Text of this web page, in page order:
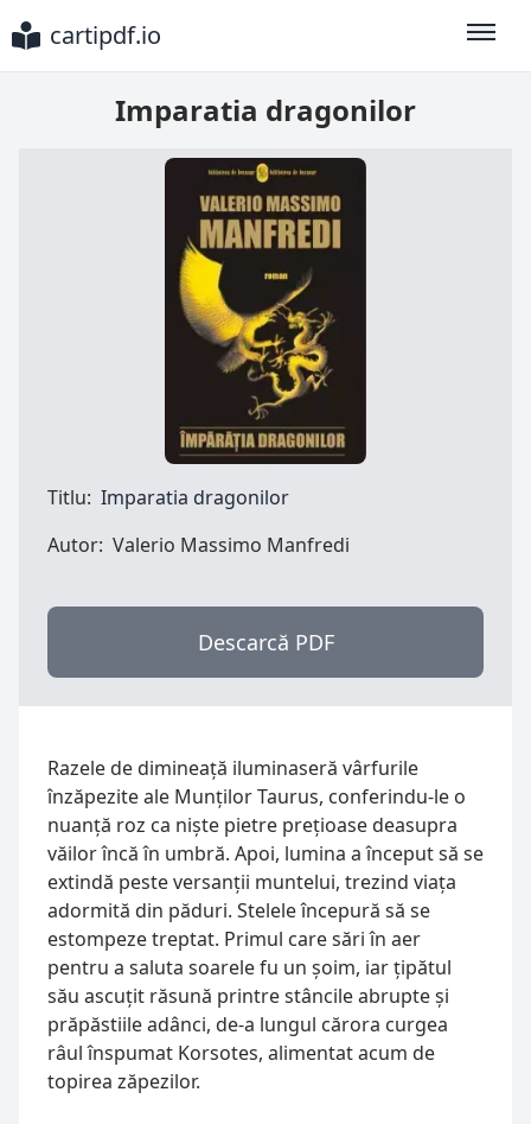
cartipdf.io
Imparatia dragonilor
Titlu: Imparatia dragonilor
Autor: Valerio Massimo Manfredi
Descarcă PDF
Razele de dimineață iluminaseră vârfurile
înzăpezite ale Munților Taurus, conferindu-le o
nuanță roz ca niște pietre prețioase deasupra
văilor încă în umbră. Apoi, lumina a început să se
extindă peste versanții muntelui, trezind viața
adormită din păduri. Stelele începură să se
estompeze treptat. Primul care sări în aer
pentru a saluta soarele fu un șoim, iar țipătul
său ascuțit răsună printre stâncile abrupte și
prăpăstiile adânci, de-a lungul cărora curgea
râul înspumat Korsotes, alimentat acum de
topirea zăpezilor.